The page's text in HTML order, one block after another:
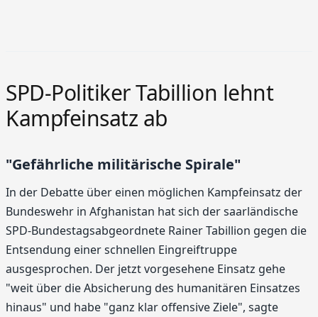
SPD-Politiker Tabillion lehnt
Kampfeinsatz ab
"Gefährliche militärische Spirale"
In der Debatte über einen möglichen Kampfeinsatz der
Bundeswehr in Afghanistan hat sich der saarländische
SPD-Bundestagsabgeordnete Rainer Tabillion gegen die
Entsendung einer schnellen Eingreiftruppe
ausgesprochen. Der jetzt vorgesehene Einsatz gehe
"weit über die Absicherung des humanitären Einsatzes
hinaus" und habe "ganz klar offensive Ziele", sagte